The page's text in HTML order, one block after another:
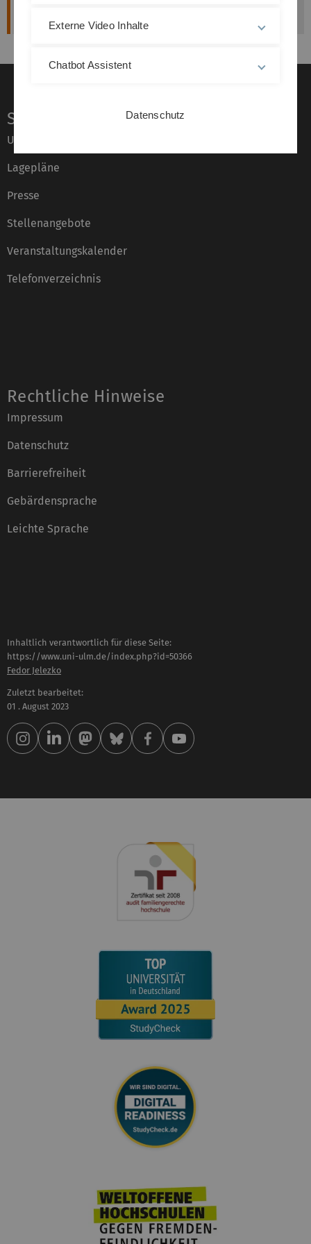
Service
Universität von A–Z
Lagepläne
Presse
Stellenangebote
Veranstaltungskalender
Telefonverzeichnis
Rechtliche Hinweise
Impressum
Datenschutz
Barrierefreiheit
Gebärdensprache
Leichte Sprache
Inhaltlich verantwortlich für diese Seite:
https://www.uni-ulm.de/index.php?id=50366
Fedor Jelezko
Zuletzt bearbeitet:
01 . August 2023
Externe Video Inhalte
Chatbot Assistent
Datenschutz